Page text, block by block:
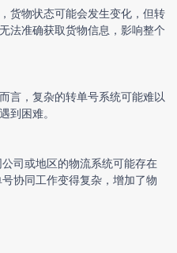
货物状态可能会发生变化，但转
法准确获取货物信息，影响整个
言，复杂的转单号系统可能难以
到困难。
司或地区的物流系统可能存在
协同工作变得复杂，增加了物